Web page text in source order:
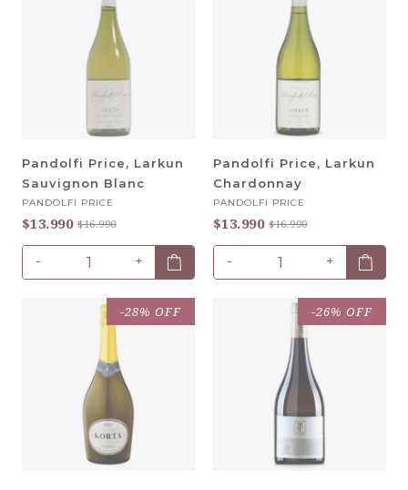
Pandolfi Price, Larkun
Sauvignon Blanc
PANDOLFI PRICE
$13.990 $16.990
+
-
Pandolfi Price, Larkun
Chardonnay
PANDOLFI PRICE
$13.990 $16.990
+
-
-28% OFF -26% OFF